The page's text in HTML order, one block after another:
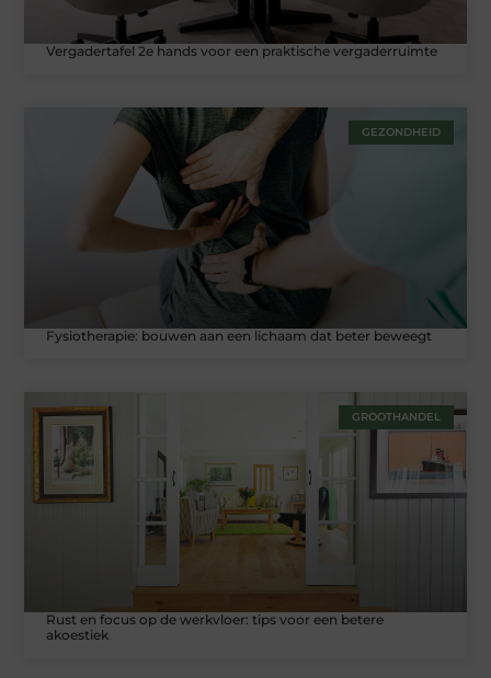
Vergadertafel 2e hands voor een praktische vergaderruimte
GEZONDHEID
Fysiotherapie: bouwen aan een lichaam dat beter beweegt
GROOTHANDEL
Rust en focus op de werkvloer: tips voor een betere
akoestiek